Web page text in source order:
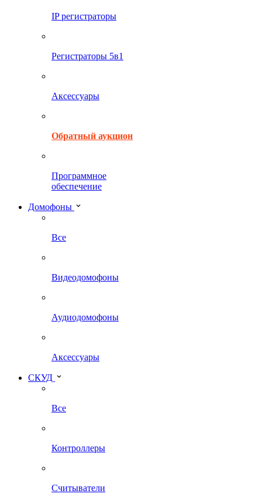
IP регистраторы
Регистраторы 5в1
Аксессуары
Обратный аукцион
Программное
обеспечение
Домофоны
Все
Видеодомофоны
Аудиодомофоны
Аксессуары
СКУД
Все
Контроллеры
Считыватели